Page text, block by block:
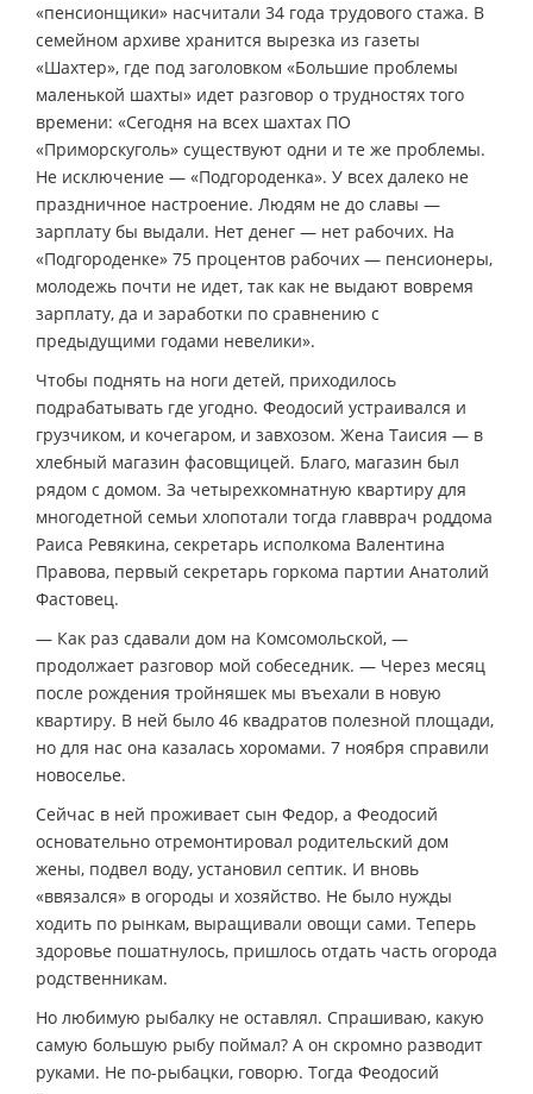
«пенсионщики» насчитали 34 года трудового стажа. В
семейном архиве хранится вырезка из газеты
«Шахтер», где под заголовком «Большие проблемы
маленькой шахты» идет разговор о трудностях того
времени: «Сегодня на всех шахтах ПО
«Приморскуголь» существуют одни и те же проблемы.
Не исключение — «Подгороденка». У всех далеко не
праздничное настроение. Людям не до славы —
зарплату бы выдали. Нет денег — нет рабочих. На
«Подгороденке» 75 процентов рабочих — пенсионеры,
молодежь почти не идет, так как не выдают вовремя
зарплату, да и заработки по сравнению с
предыдущими годами невелики».
Чтобы поднять на ноги детей, приходилось
подрабатывать где угодно. Феодосий устраивался и
грузчиком, и кочегаром, и завхозом. Жена Таисия — в
хлебный магазин фасовщицей. Благо, магазин был
рядом с домом. За четырехкомнатную квартиру для
многодетной семьи хлопотали тогда главврач роддома
Раиса Ревякина, секретарь исполкома Валентина
Правова, первый секретарь горкома партии Анатолий
Фастовец.
— Как раз сдавали дом на Комсомольской, —
продолжает разговор мой собеседник. — Через месяц
после рождения тройняшек мы въехали в новую
квартиру. В ней было 46 квадратов полезной площади,
но для нас она казалась хоромами. 7 ноября справили
новоселье.
Сейчас в ней проживает сын Федор, а Феодосий
основательно отремонтировал родительский дом
жены, подвел воду, установил септик. И вновь
«ввязался» в огороды и хозяйство. Не было нужды
ходить по рынкам, выращивали овощи сами. Теперь
здоровье пошатнулось, пришлось отдать часть огорода
родственникам.
Но любимую рыбалку не оставлял. Спрашиваю, какую
самую большую рыбу поймал? А он скромно разводит
руками. Не по-рыбацки, говорю. Тогда Феодосий